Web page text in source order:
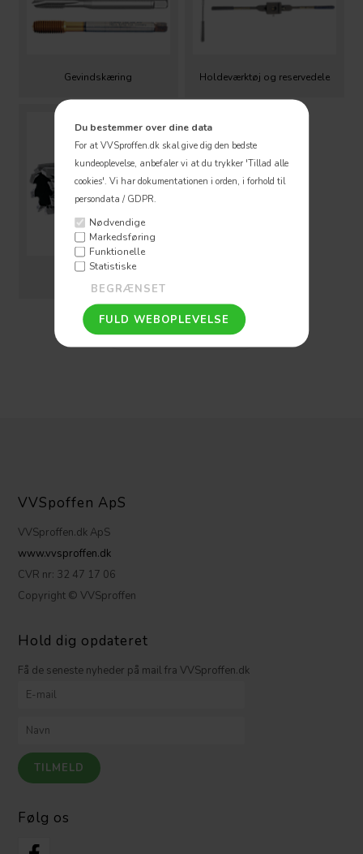
Du bestemmer over dine data
For at VVSproffen.dk skal give dig den bedste
kundeoplevelse, anbefaler vi at du trykker 'Tillad alle
cookies'. Vi har dokumentationen i orden, i forhold til
persondata / GDPR.
Nødvendige
Markedsføring
Funktionelle
Statistiske
Gevindskæring Holdeværktøj og reservedele
VVSpoffen ApS
VVSproffen.dk ApS
www.vvsproffen.dk
CVR nr: 32 47 17 06
Copyright © VVSproffen
Hold dig opdateret
Få de seneste nyheder på mail fra VVSproffen.dk
Følg os